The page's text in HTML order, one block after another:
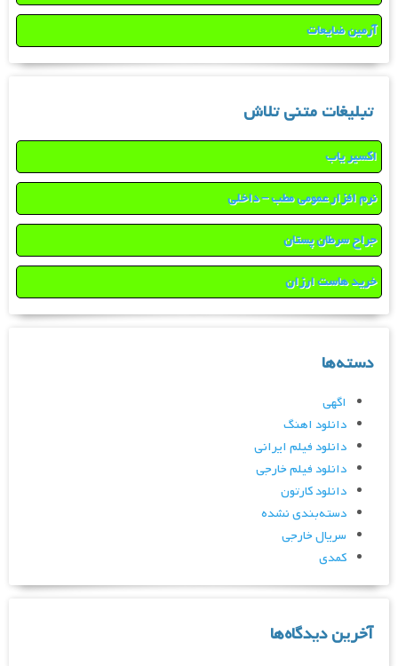
آرمین ضایعات
تبلیغات متنی تلاش
اکسیر یاب
نرم افزار عمومی مطب – داخلی
جراح سرطان پستان
خرید هاست ارزان
دسته‌ها
اگهی
دانلود اهنگ
دانلود فیلم ایرانی
دانلود فیلم خارجی
دانلود کارتون
دسته‌بندی نشده
سریال خارجی
کمدی
آخرین دیدگاه‌ها